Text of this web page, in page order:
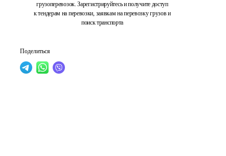
грузоперевозок. Зарегистрируйтесь и получите доступ
к тендерам на перевозки, заявкам на перевозку грузов и
поиск транспорта
Поделиться